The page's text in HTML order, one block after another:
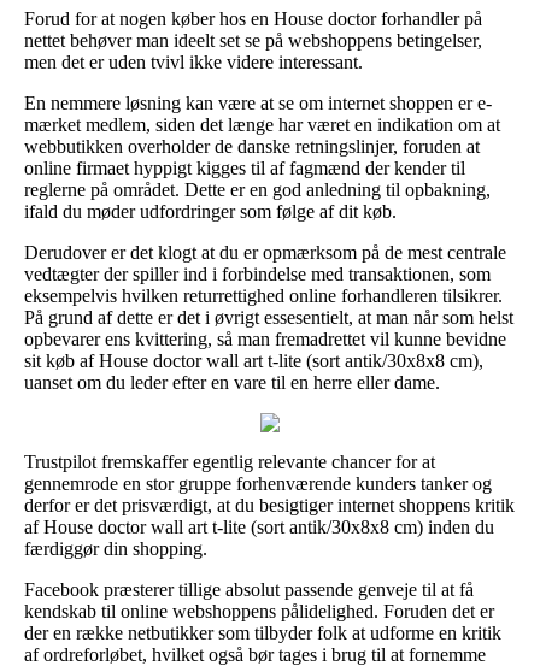
Forud for at nogen køber hos en House doctor forhandler på
nettet behøver man ideelt set se på webshoppens betingelser,
men det er uden tvivl ikke videre interessant.
En nemmere løsning kan være at se om internet shoppen er e-
mærket medlem, siden det længe har været en indikation om at
webbutikken overholder de danske retningslinjer, foruden at
online firmaet hyppigt kigges til af fagmænd der kender til
reglerne på området. Dette er en god anledning til opbakning,
ifald du møder udfordringer som følge af dit køb.
Derudover er det klogt at du er opmærksom på de mest centrale
vedtægter der spiller ind i forbindelse med transaktionen, som
eksempelvis hvilken returrettighed online forhandleren tilsikrer.
På grund af dette er det i øvrigt essesentielt, at man når som helst
opbevarer ens kvittering, så man fremadrettet vil kunne bevidne
sit køb af House doctor wall art t-lite (sort antik/30x8x8 cm),
uanset om du leder efter en vare til en herre eller dame.
Trustpilot fremskaffer egentlig relevante chancer for at
gennemrode en stor gruppe forhenværende kunders tanker og
derfor er det prisværdigt, at du besigtiger internet shoppens kritik
af House doctor wall art t-lite (sort antik/30x8x8 cm) inden du
færdiggør din shopping.
Facebook præsterer tillige absolut passende genveje til at få
kendskab til online webshoppens pålidelighed. Foruden det er
der en række netbutikker som tilbyder folk at udforme en kritik
af ordreforløbet, hvilket også bør tages i brug til at fornemme